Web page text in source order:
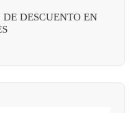
DESCUENTO EN